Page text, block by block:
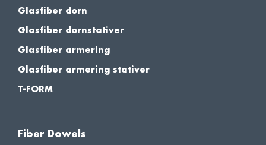
Glasfiber dorn
Glasfiber dornstativer
Glasfiber armering
Glasfiber armering stativer
T-FORM
Fiber Dowels